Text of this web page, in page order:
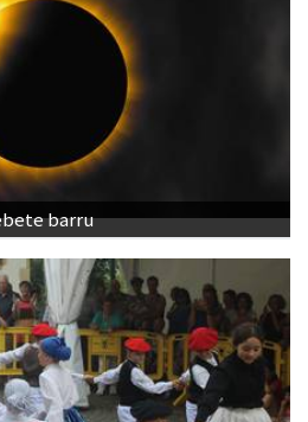
barru